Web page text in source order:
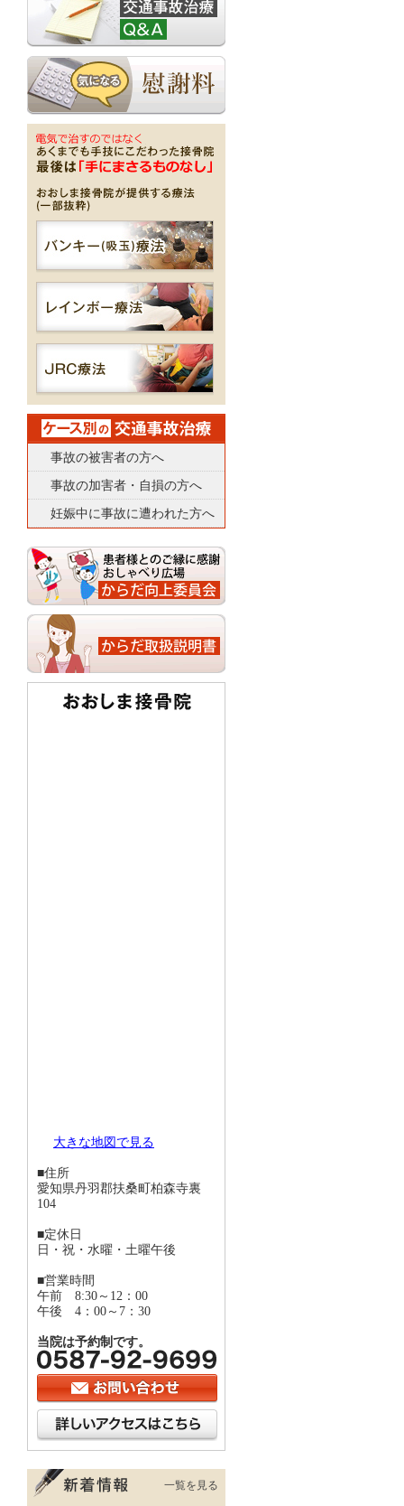
事故の被害者の方へ
事故の加害者・自損の方へ
妊娠中に事故に遭われた方へ
大きな地図で見る
■住所
愛知県丹羽郡扶桑町柏森寺裏
104
■定休日
日・祝・水曜・土曜午後
■営業時間
午前 8:30～12：00
午後 4：00～7：30
当院は予約制です。
一覧を見る